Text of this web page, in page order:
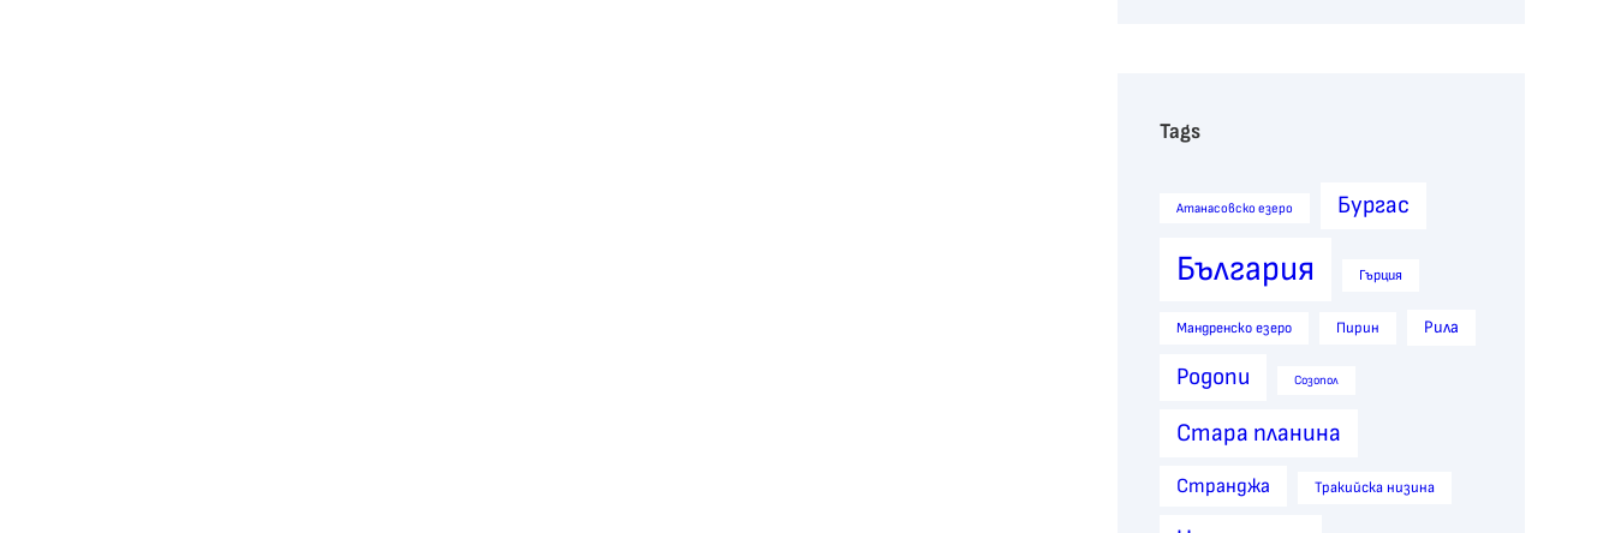
Tags
Атанасовско езеро Бургас
България Гърция
Мандренско езеро Пирин Рила
Родопи Созопол
Стара планина
Странджа Тракийска низина